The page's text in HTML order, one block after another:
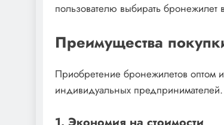
пользователю выбирать бронежилет
Преимущества
Приобретение бронежилетов оптом
индивидуальных предпринимателей.